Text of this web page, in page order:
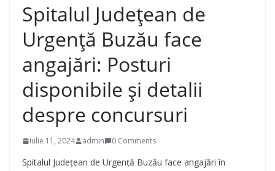
Spitalul Județean de
Urgență Buzău face
angajări: Posturi
disponibile și detalii
despre concursuri
iulie 11, 2024 admin 0 Comments
Spitalul Județean de Urgență Buzău face angajări în